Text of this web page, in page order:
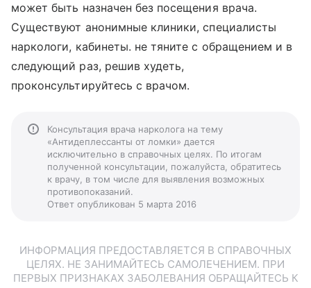
может быть назначен без посещения врача.
Существуют анонимные клиники, специалисты
наркологи, кабинеты. не тяните с обращением и в
следующий раз, решив худеть,
проконсультируйтесь с врачом.
Консультация врача нарколога на тему
«Антидеплессанты от ломки» дается
исключительно в справочных целях. По итогам
полученной консультации, пожалуйста, обратитесь
к врачу, в том числе для выявления возможных
противопоказаний.
Ответ опубликован 5 марта 2016
ИНФОРМАЦИЯ ПРЕДОСТАВЛЯЕТСЯ В СПРАВОЧНЫХ
ЦЕЛЯХ. НЕ ЗАНИМАЙТЕСЬ САМОЛЕЧЕНИЕМ. ПРИ
ПЕРВЫХ ПРИЗНАКАХ ЗАБОЛЕВАНИЯ ОБРАЩАЙТЕСЬ К